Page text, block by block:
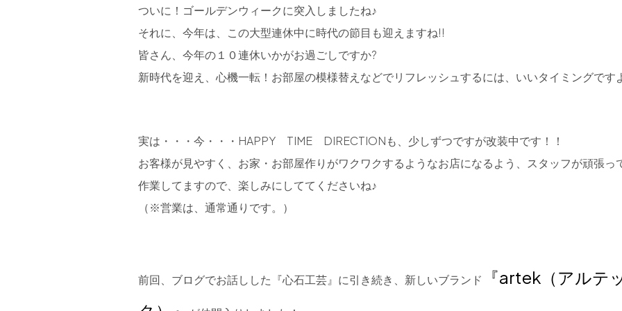
ついに！ゴールデンウィークに突入しましたね♪
それに、今年は、この大型連休中に時代の節目も迎えますね!!
皆さん、今年の１０連休いかがお過ごしですか?
新時代を迎え、心機一転！お部屋の模様替えなどでリフレッシュするには、いいタイミングです
実は・・・今・・・HAPPY TIME DIRECTIONも、少しずつですが改装中です！！
お客様が見やすく、お家・お部屋作りがワクワクするようなお店になるよう、スタッフが頑張っ
作業してますので、楽しみにしててくださいね♪
（※営業は、通常通りです。）
前回、ブログでお話しした『心石工芸』に引き続き、新しいブランド
『artek（アルテ